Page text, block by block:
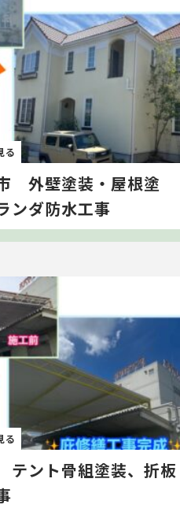
る
外壁塗装・屋根塗
ンダ防水工事
る
ント骨組塗装、折板